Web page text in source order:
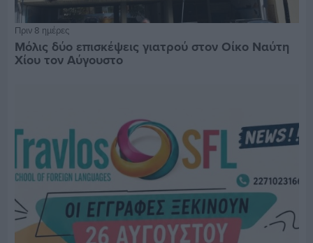
Πριν 8 ημέρες
Μόλις δύο επισκέψεις γιατρού στον Οίκο Ναύτη
Χίου τον Αύγουστο